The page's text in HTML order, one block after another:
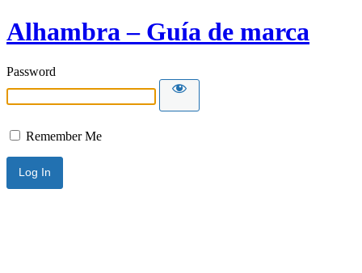
Alhambra – Guía de marca
Password
Remember Me